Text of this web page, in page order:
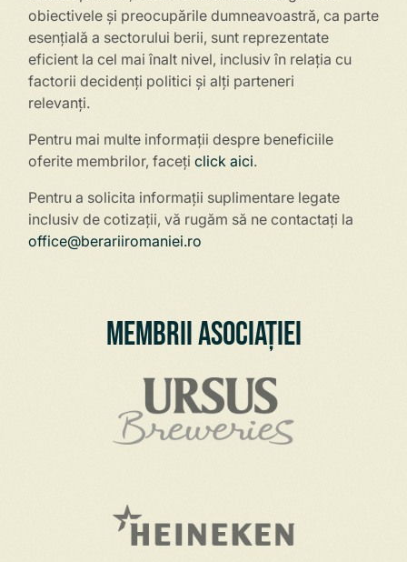
obiectivele și preocupările dumneavoastră, ca parte
esențială a sectorului berii, sunt reprezentate
eficient la cel maiînalt nivel, inclusiv în relația cu
factorii decidenți politici și alți parteneri
relevanți.
Pentru mai multe informații despre beneficiile
oferite membrilor, faceți click aici.
Pentru a solicita informații suplimentare legate
inclusiv de cotizații, vă rugăm să ne contactați la
office@berariiromaniei.ro
Membrii Asociației